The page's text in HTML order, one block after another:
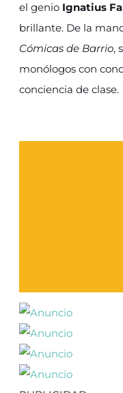
el genio Ignatius
brillante. De la
Cómicas de Barrio,
monólogos con
conciencia de clase.